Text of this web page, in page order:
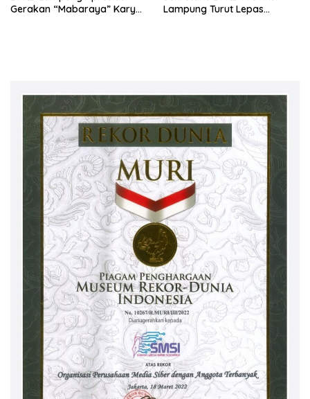
Gerakan “Mabaraya” Karya
Lampung Turut Lepas